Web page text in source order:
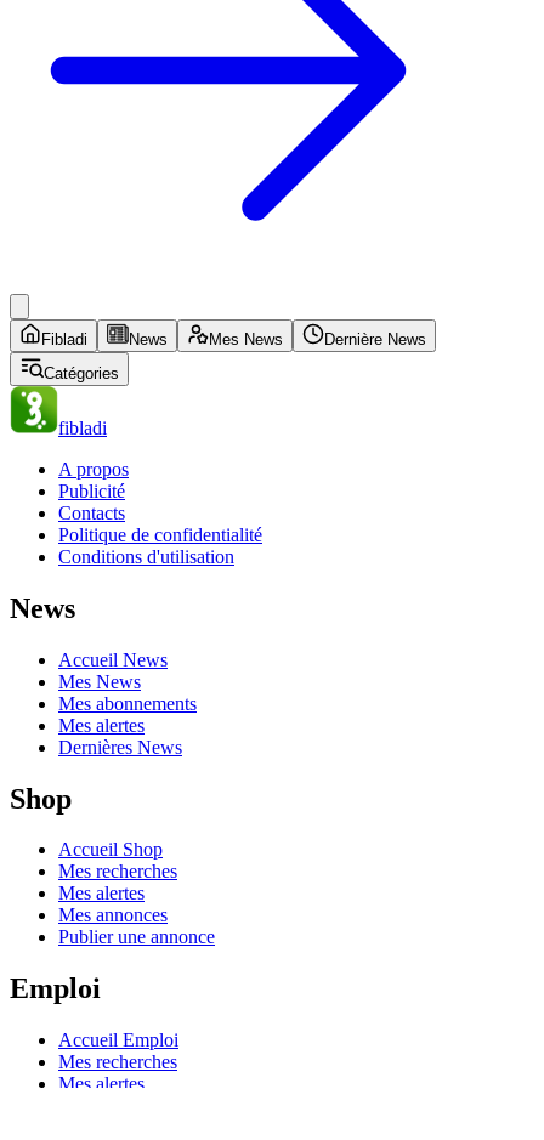
Concours de recrutement des
enseignants : quatre wilayas non
Fibladi News
Catégories
fibladi
Publicité
Politique de confidentialité
Conditions d'utilisation
News
Mes News
Mes alertes
Dernières News